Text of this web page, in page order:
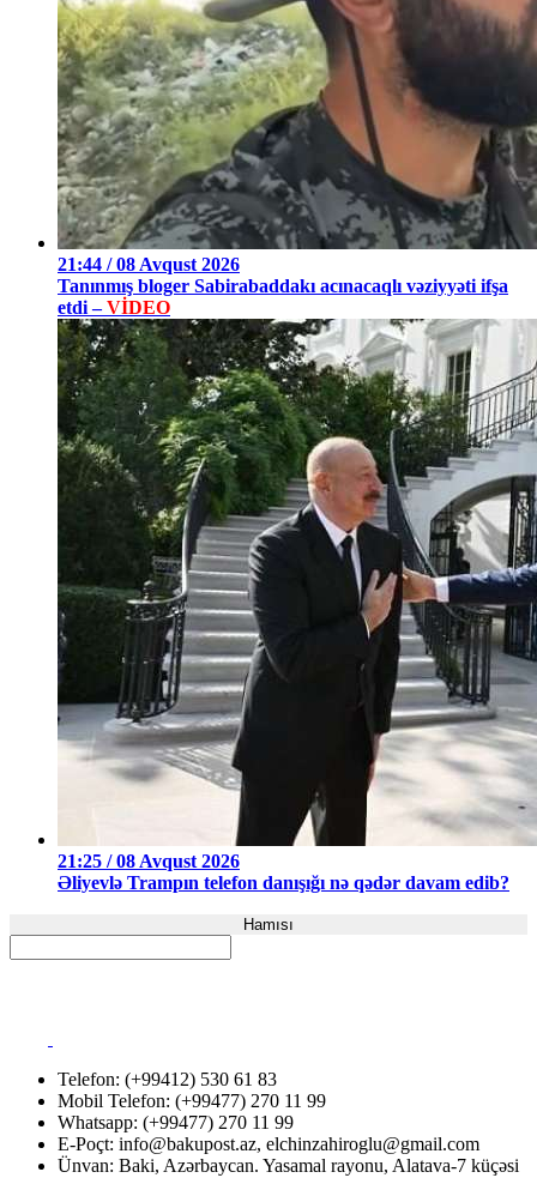
21:44 / 08 Avqust 2026
Tanınmış bloger Sabirabaddakı acınacaqlı vəziyyəti ifşa
etdi –VİDEO
21:25 / 08 Avqust 2026
Əliyevlə Trampın telefon danışığı nə qədər davam edib?
Hamısı
Telefon: (+99412) 530 61 83
Mobil Telefon: (+99477) 270 11 99
Whatsapp: (+99477) 270 11 99
E-Poçt: info@bakupost.az, elchinzahiroglu@gmail.com
Ünvan: Baki, Azərbaycan. Yasamal rayonu, Alatava-7 küçəsi